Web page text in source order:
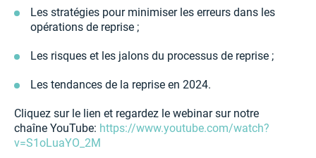
Les stratégies pour minimiser les erreurs dans les
opérations de reprise ;
Les risques et les jalons du processus de reprise ;
Les tendances de la reprise en 2024.
Cliquez sur le lien et regardez le webinar sur notre
chaîne YouTube: https://www.youtube.com/watch?
v=S1oLuaYO_2M